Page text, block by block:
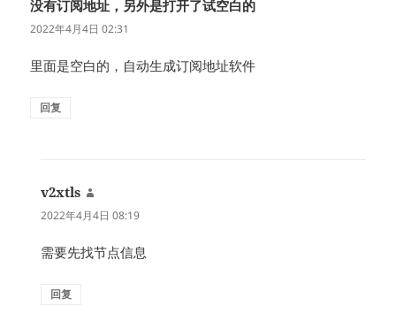
没有订阅地址，另外是打开了试空白的
2022年4月4日 02:31
里面是空白的，自动生成订阅地址软件
回复
v2xtls
道：
2022年4月4日 08:19
需要先找节点信息
回复